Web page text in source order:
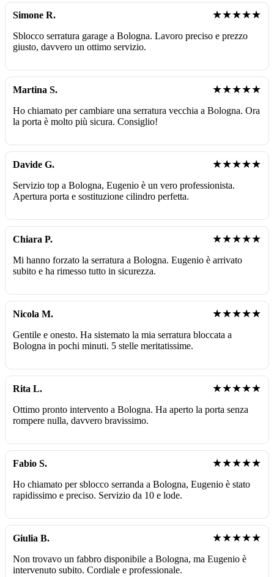
Simone R. ★★★★★
Sblocco serratura garage a Bologna. Lavoro preciso e prezzo
giusto, davvero un ottimo servizio.
Martina S. ★★★★★
Ho chiamato per cambiare una serratura vecchia a Bologna. Ora
la porta è molto più sicura. Consiglio!
Davide G. ★★★★★
Servizio top a Bologna, Eugenio è un vero professionista.
Apertura porta e sostituzione cilindro perfetta.
Chiara P. ★★★★★
Mi hanno forzato la serratura a Bologna. Eugenio è arrivato
subito e ha rimesso tutto in sicurezza.
Nicola M. ★★★★★
Gentile e onesto. Ha sistemato la mia serratura bloccata a
Bologna in pochi minuti. 5 stelle meritatissime.
Rita L. ★★★★★
Ottimo pronto intervento a Bologna. Ha aperto la porta senza
rompere nulla, davvero bravissimo.
Fabio S. ★★★★★
Ho chiamato per sblocco serranda a Bologna, Eugenio è stato
rapidissimo e preciso. Servizio da 10 e lode.
Giulia B. ★★★★★
Non trovavo un fabbro disponibile a Bologna, ma Eugenio è
intervenuto subito. Cordiale e professionale.